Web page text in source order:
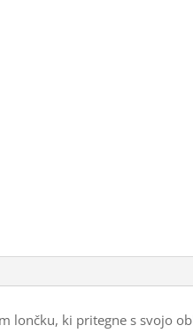
lončku, ki pritegne s svojo